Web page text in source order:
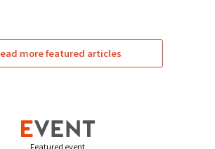
more featured articles
Featured event